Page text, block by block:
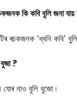
কি কবি বুলি জনা
ৰচকজনক ‘ধ্বনি কবি’
?
নাও বুলি বুজো ৷